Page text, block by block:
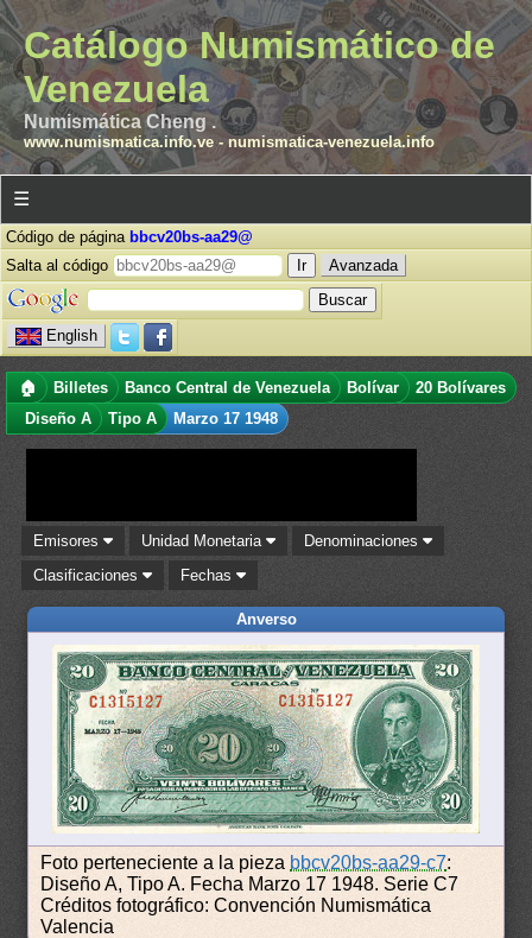
Catálogo Numismático de
Venezuela
Numismática Cheng .
www.numismatica.info.ve- numismatica-venezuela.info
☰
Código de página bbcv20bs-aa29@
Salta al código
Avanzada
English
🏠 Billetes Banco Central de Venezuela Bolívar
20 Bolívares
Diseño A
Tipo A Marzo 17 1948
Emisores Unidad Monetaria
Denominaciones
Clasificaciones
Fechas
Anverso
Foto perteneciente a la pieza bbcv20bs-aa29-c7:
Diseño A, Tipo A. Fecha Marzo 17 1948. Serie C7
Créditos fotográfico: Convención Numismática
Valencia